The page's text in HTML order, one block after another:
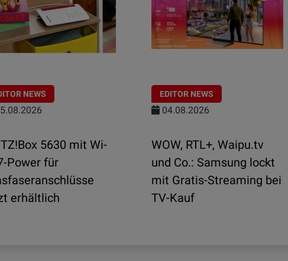
NEWS
5630 mit Wi-
Power für
erhältlich
EDITOR NEWS
04.08.2026
WOW, RTL+, Waipu.tv
und Co.: Samsung lockt
mit Gratis-Streaming bei
TV-Kauf